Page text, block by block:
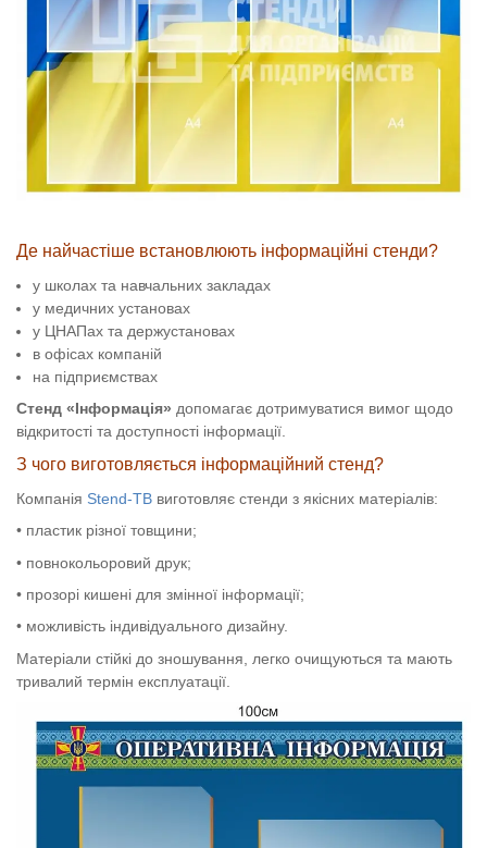
Де найчастіше встановлюють інформаційні стенди?
у школах та навчальних закладах
у медичних установах
у ЦНАПах та держустановах
в офісах компаній
на підприємствах
Стенд «Інформація» допомагає дотримуватися вимог щодо
відкритості та доступності інформації.
З чого виготовляється інформаційний стенд?
Компанія Stend-TB виготовляє стенди з якісних матеріалів:
• пластик різної товщини;
• повнокольоровий друк;
• прозорі кишені для змінної інформації;
• можливість індивідуального дизайну.
Матеріали стійкі до зношування, легко очищуються та мають
тривалий термін експлуатації.